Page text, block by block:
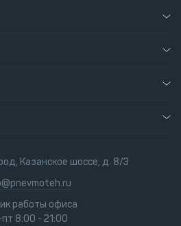
Казанское шоссе, д. 8/3
работы офиса
8:00 - 21:00